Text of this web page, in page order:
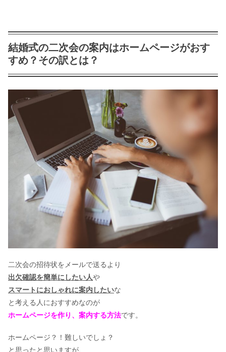
結婚式の二次会の案内はホームページがおす
すめ？その訳とは？
二次会の招待状をメールで送るより
出欠確認を簡単にしたい人や
スマートにおしゃれに案内したいな
と考える人におすすめなのが
ホームページを作り、案内する方法です。
ホームページ？！難しいでしょ？
と思ったと思いますが、